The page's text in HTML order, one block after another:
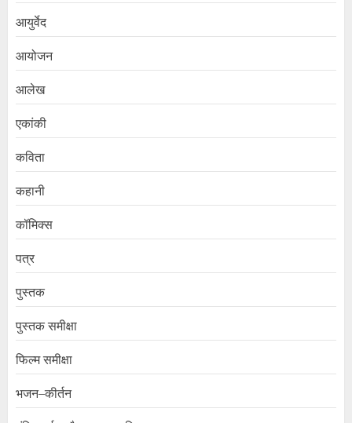
आयुर्वेद
आयोजन
आलेख
एकांकी
कविता
कहानी
कॉमिक्स
पत्र
पुस्तक
पुस्तक समीक्षा
फिल्म समीक्षा
भजन–कीर्तन